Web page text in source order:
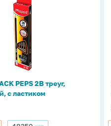
PEPS 2В треуг,
с ластиком